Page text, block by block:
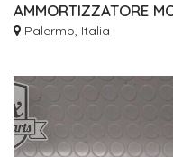
Palermo, Italia